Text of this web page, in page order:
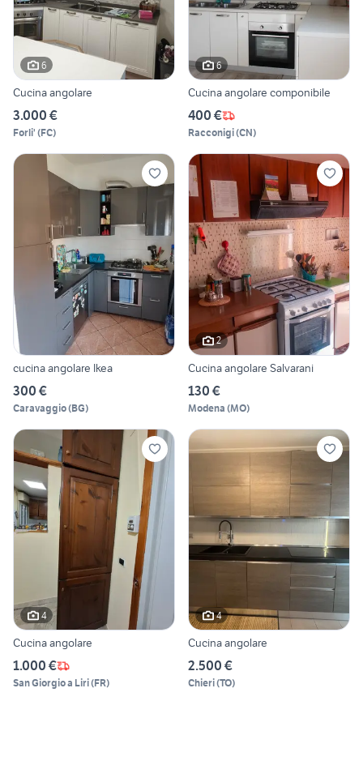
6
Cucina angolare
3.000 €
Forli' (FC)
6
Cucina angolare componibile
400 €
Racconigi(CN)
cucina angolare Ikea
300 €
Caravaggio(BG)
2
Cucina angolare Salvarani
130 €
Modena (MO)
4
Cucina angolare
1.000 €
San Giorgio a Liri(FR)
4
Cucina angolare
2.500 €
Chieri(TO)